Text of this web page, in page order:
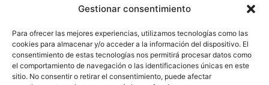
Gestionar consentimiento
Para ofrecer las mejores experiencias, utilizamos tecnologías como las
cookies para almacenar y/o acceder a la información del dispositivo. El
consentimiento de estas tecnologías nos permitirá procesar datos como
el comportamiento de navegación o las identificaciones únicas en este
sitio. No consentir o retirar el consentimiento, puede afectar
Contacto
Tienda
Páginas legales